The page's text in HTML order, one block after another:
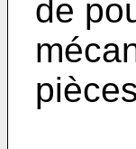
de